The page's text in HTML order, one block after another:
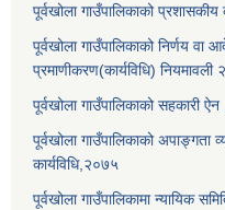
पूर्वखोला गाउँपालिकाको
पूर्वखोला गाउँपालिकाको निर्णय वा
प्रमाणीकरण(कार्यविधि) नियमावली
पूर्वखोला गाउँपालिकाको सहकारी
पूर्वखोला गाउँपालिकाको अपाङ्गता
कार्यविधि,२०७५
पूर्वखोला गाउँपालिकामा न्यायिक